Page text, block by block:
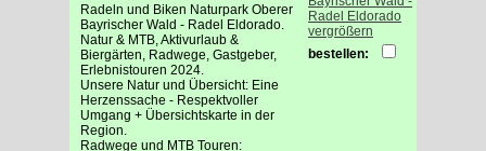
Radeln und Biken Naturpark Oberer
Bayrischer Wald - Radel Eldorado.
Natur & MTB, Aktivurlaub &
Biergärten, Radwege, Gastgeber,
Erlebnistouren 2024.
Unsere Natur und Übersicht: Eine
Herzenssache - Respektvoller
Umgang + Übersichtskarte in der
Region.
Radwege und MTB Touren:
vergrößern
bestellen: